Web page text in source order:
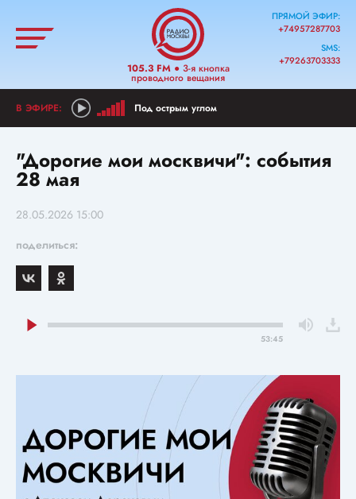
105.3 FM● 3-я кнопка
проводного вещания
ПРЯМОЙ ЭФИР:
+74957287703
SMS:
+79263703333
Под острым углом
"Дорогие мои москвичи": события
28 мая
28.05.2026 15:00
поделиться:
53:45